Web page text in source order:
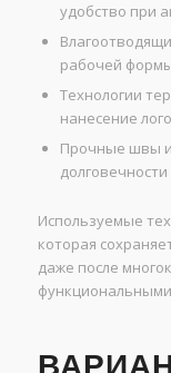
удобство при
рабочей
Технологии
нанесение
Прочные швы
Используемые
которая
даже после